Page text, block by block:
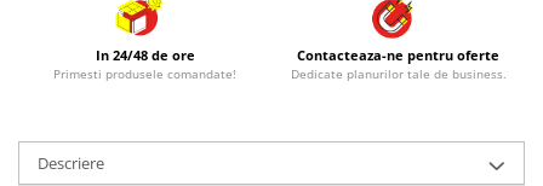
In 24/48 de ore
Primesti produsele comandate!
Contacteaza-ne pentru oferte
Dedicate planurilor tale de business.
Descriere